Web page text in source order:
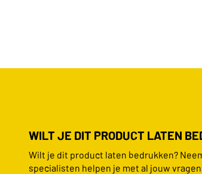
WILT JE DIT PRODUCT LATEN
Wilt je dit product laten bedrukken?
specialisten helpen je met al jouw